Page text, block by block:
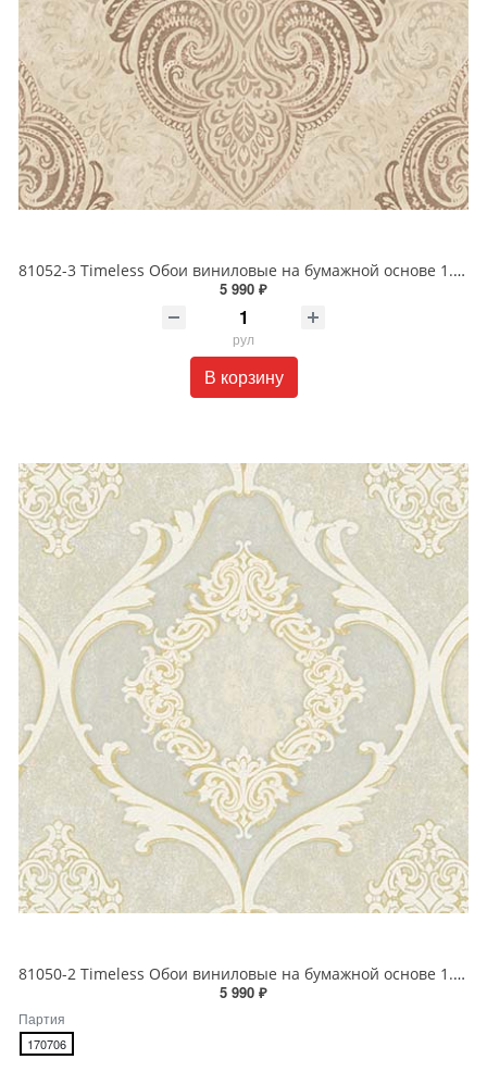
81052-3 Timeless Обои виниловые на бумажной основе 1.06*15.5
5 990 ₽
рул
В корзину
81050-2 Timeless Обои виниловые на бумажной основе 1.06*15.5
5 990 ₽
Партия
170706